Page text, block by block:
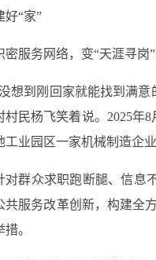
好“家”
密服务网络，变“天涯寻岗
想到刚回家就能找到满
村民杨飞笑着说。2025年
工业园区一家机械制造企
对群众求职跑断腿、信息
共服务改革创新，构建全
。